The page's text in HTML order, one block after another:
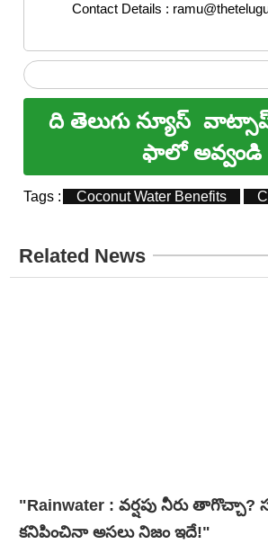
Contact Details :
ది తెలుగు న్యూస్
ఫాలో అవ్వండి
Tags : Coconut Water Benefits
Related News
"Rainwater : వర్షపు నీరు తాగొచ్చా?
కనిపించినా అసలు నిజం ఇదే!"